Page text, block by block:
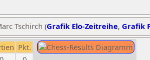
Tschirch (Grafik Elo-Zeitreihe, Grafik
Pkt.